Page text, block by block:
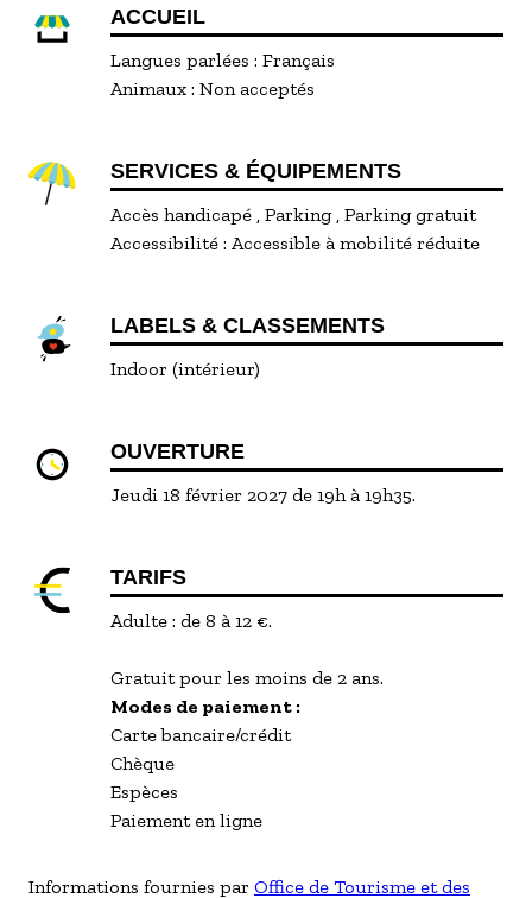
ACCUEIL
Langues parlées : Français
Animaux : Non acceptés
SERVICES & ÉQUIPEMENTS
Accès handicapé Parking Parking gratuit
Accessibilité : Accessible à mobilité réduite
LABELS & CLASSEMENTS
Indoor (intérieur)
OUVERTURE
Jeudi 18 février 2027 de 19h à 19h35.
TARIFS
Adulte : de 8 à 12 €.
Gratuit pour les moins de 2 ans.
Modes de paiement :
Carte bancaire/crédit
Chèque
Espèces
Paiement en ligne
Informations fournies par Office de Tourisme et des